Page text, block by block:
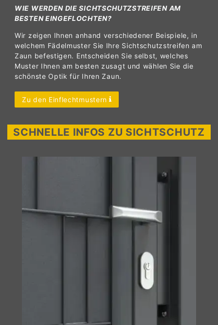
WIE WERDEN DIE SICHTSCHUTZSTREIFEN AM
BESTEN EINGEFLOCHTEN?
Wir zeigen Ihnen anhand verschiedener Beispiele, in
welchem Fädelmuster Sie Ihre Sichtschutzstreifen am
Zaun befestigen. Entscheiden Sie selbst, welches
Muster Ihnen am besten zusagt und wählen Sie die
schönste Optik für Ihren Zaun.
Zu den Einflechtmustern
SCHNELLE INFOS ZU SICHTSCHUTZ